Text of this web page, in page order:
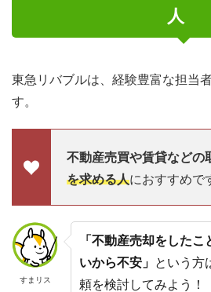
人
東急リバブルは、経験豊富な担当
す。
不動産売買や賃貸などの
を求める人におすすめで
すまリス
「不動産売却をした
いから不安」
という方
頼を検討してみよう！